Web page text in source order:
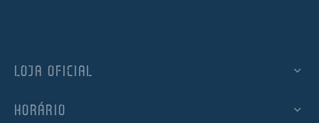
LOJA OFICIAL
HORÁRIO